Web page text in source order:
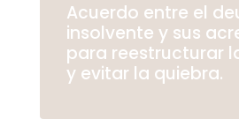
Acuerdo entre el
insolvente y sus
para reestructurar
y evitar la quiebra.